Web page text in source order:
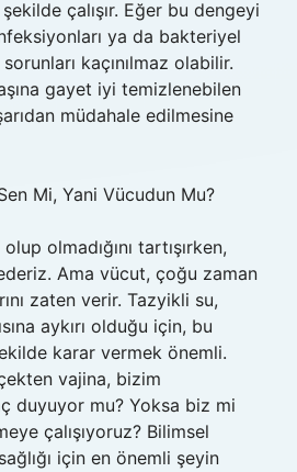
çalışır. Eğer bu dengeyi
ya da bakteriyel
kaçınılmaz olabilir.
gayet iyi temizlenebilen
müdahale edilmesine
Mi, Yani Vücudun Mu?
olmadığını tartışırken,
Ama vücut, çoğu zaman
zaten verir. Tazyikli su,
aykırı olduğu için, bu
karar vermek önemli.
vajina, bizim
duyuyor mu? Yoksa biz mi
çalışıyoruz? Bilimsel
için en önemli şeyin